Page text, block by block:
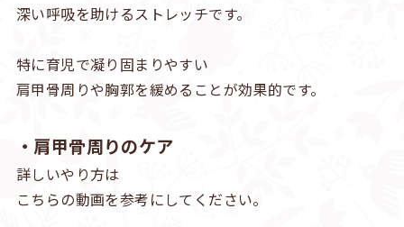
深い呼吸を助けるストレッチです。
特に育児で凝り固まりやすい
肩甲骨周りや胸郭を緩めることが効果的です。
・肩甲骨周りのケア
詳しいやり方は
こちらの動画を参考にしてください。